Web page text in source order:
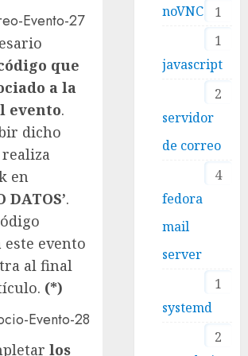
que
a la
evento.
dicho
realiza
en
DATOS’.
este evento
al final
(*)
los
1
noVNC
1
javascript
2
servidor
de correo
4
fedora
mail
server
1
systemd
2